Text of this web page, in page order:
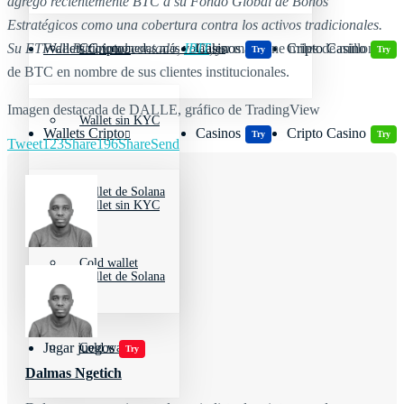
Wallets Cripto
Wallet sin KYC
Wallet de Solana
Cold wallet
Casinos Try Cripto Casino Try
Jugar juegos Try
Criptomonedas más volátiles
Wallets Cripto
Wallet sin KYC
Wallet de Solana
Cold wallet
Casinos Try Cripto Casino Try
Estratégicos como una cobertura contra los activos tradicionales.
Su ETF de Bitcoin al contado,IBIT, yamantiene miles de millones
de BTC en nombre de sus clientes institucionales.
Imagen destacada de DALLE, gráfico de TradingView
Tweet123Share196ShareSend
Dalmas Ngetich